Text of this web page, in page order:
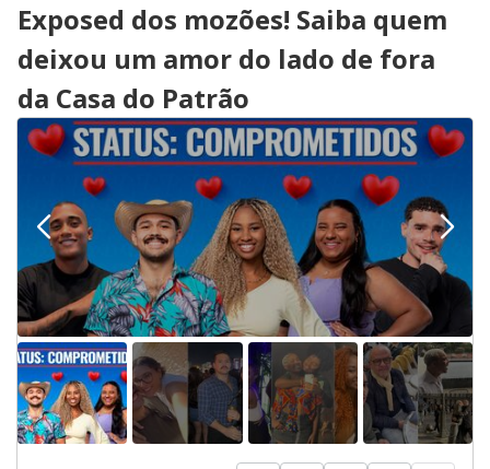
Exposed dos mozões! Saiba quem
deixou um amor do lado de fora
da Casa do Patrão